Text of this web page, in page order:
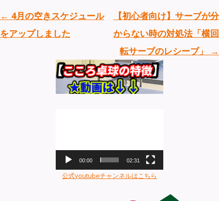
投稿ナビゲーション
← 4月の空きスケジュール
をアップしました
【初心者向け】サーブが分
からない時の対処法「横回
転サーブのレシーブ」
→
レ
ー
ヤ
00:00 02:31
公式youtubeチャンネルはこちら